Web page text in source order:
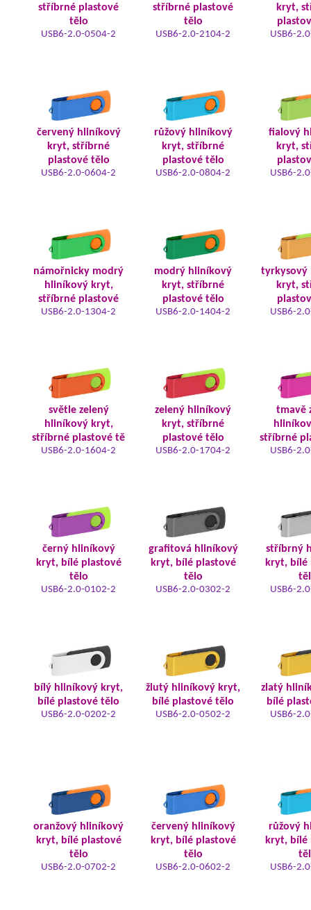
stříbrné plastové
tělo
USB6-2.0-0504-2
stříbrné plastové
tělo
USB6-2.0-2104-2
kryt,
USB6-
červený hliníkový
kryt, stříbrné
plastové tělo
USB6-2.0-0604-2
růžový hliníkový
kryt, stříbrné
plastové tělo
USB6-2.0-0804-2
fialový
kryt,
USB6-
námořnicky modrý
hliníkový kryt,
stříbrné plastové
USB6-2.0-1304-2
modrý hliníkový
kryt, stříbrné
plastové tělo
USB6-2.0-1404-2
tyrkysový
kryt,
USB6-
světle zelený
hliníkový kryt,
stříbrné plastové tě
USB6-2.0-1604-2
zelený hliníkový
kryt, stříbrné
plastové tělo
USB6-2.0-1704-2
tmavě
stříbrné
USB6-
černý hliníkový
kryt, bílé plastové
tělo
USB6-2.0-0102-2
grafitová hliníkový
kryt, bílé plastové
tělo
USB6-2.0-0302-2
stříbrný
kryt, bílé
USB6-
bílý hliníkový kryt,
bílé plastové tělo
USB6-2.0-0202-2
žlutý hliníkový kryt,
bílé plastové tělo
USB6-2.0-0502-2
zlatý
bílé
USB6-
oranžový hliníkový
kryt, bílé plastové
tělo
USB6-2.0-0702-2
červený hliníkový
kryt, bílé plastové
tělo
USB6-2.0-0602-2
růžový
kryt, bílé
USB6-